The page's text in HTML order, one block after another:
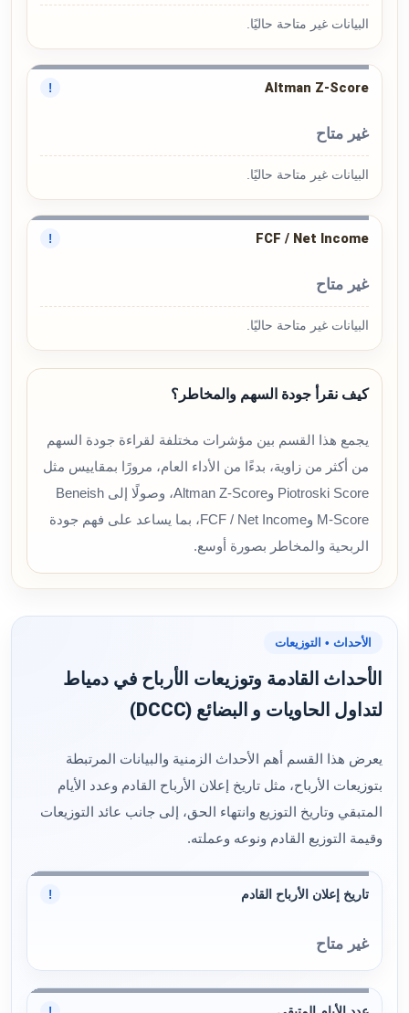
البيانات غير متاحة حاليًا.
Altman Z-Score
!
غير متاح
البيانات غير متاحة حاليًا.
FCF / Net Income
!
غير متاح
البيانات غير متاحة حاليًا.
كيف نقرأ جودة السهم والمخاطر؟
يجمع هذا القسم بين مؤشرات مختلفة لقراءة جودة السهم
من أكثر من زاوية، بدءًا من الأداء العام، مرورًا بمقاييس مثل
Piotroski Score وAltman Z-Score، وصولًا إلى Beneish
M-Score وFCF / Net Income، بما يساعد على فهم جودة
الربحية والمخاطر بصورة أوسع.
الأحداث • التوزيعات
الأحداث القادمة وتوزيعات الأرباح في دمياط
لتداول الحاويات و البضائع (DCCC)
يعرض هذا القسم أهم الأحداث الزمنية والبيانات المرتبطة
بتوزيعات الأرباح، مثل تاريخ إعلان الأرباح القادم وعدد الأيام
المتبقي وتاريخ التوزيع وانتهاء الحق، إلى جانب عائد التوزيعات
وقيمة التوزيع القادم ونوعه وعملته.
تاريخ إعلان الأرباح القادم !
غير متاح